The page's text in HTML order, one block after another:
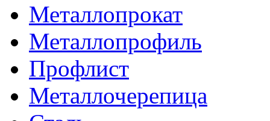
Металлопрокат
Металлопрофиль
Профлист
Металлочерепица